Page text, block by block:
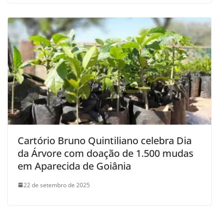
Cartório Bruno Quintiliano celebra Dia
da Árvore com doação de 1.500 mudas
em Aparecida de Goiânia
22 de setembro de 2025